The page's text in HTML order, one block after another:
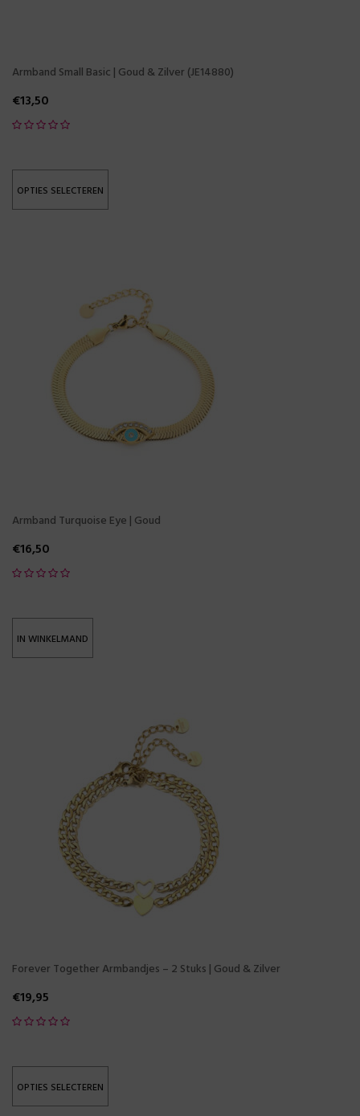
Armband Small Basic | Goud & Zilver (JE14880)
€13,50
OPTIES SELECTEREN
Armband Turquoise Eye | Goud
€16,50
IN WINKELMAND
Forever Together Armbandjes – 2 Stuks | Goud & Zilver
€19,95
OPTIES SELECTEREN